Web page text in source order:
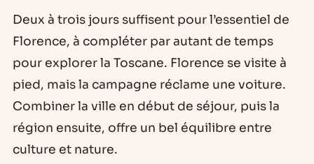
Deux à trois jours suffisent pour l’essentiel de
Florence, à compléter par autant de temps
pour explorer la Toscane. Florence se visite à
pied, mais la campagne réclame une voiture.
Combiner la ville en début de séjour, puis la
région ensuite, offre un bel équilibre entre
culture et nature.